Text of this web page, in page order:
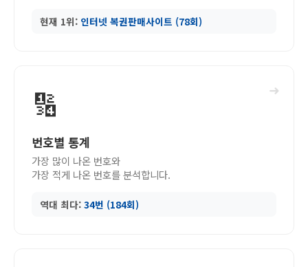
현재 1위: 인터넷 복권판매사이트 (78회)
➜
🔢
번호별 통계
가장 많이 나온 번호와
가장 적게 나온 번호를 분석합니다.
역대 최다: 34번 (184회)